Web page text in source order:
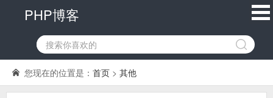
PHP博客
您现在的位置是： 首页 > 其他